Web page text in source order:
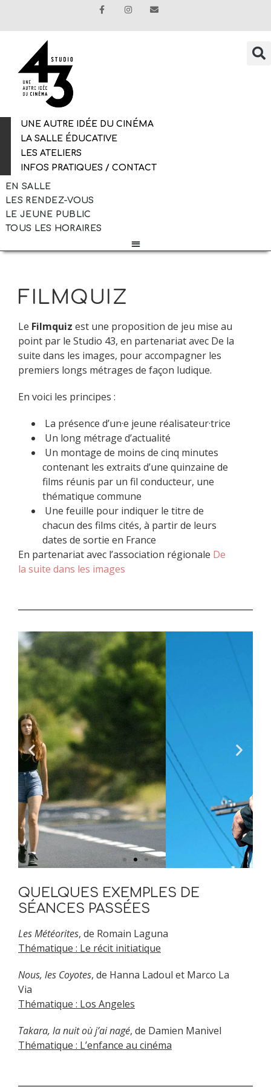
UNE AUTRE IDÉE DU CINÉMA
LA SALLE ÉDUCATIVE
LES ATELIERS
INFOS PRATIQUES / CONTACT
EN SALLE
LES RENDEZ-VOUS
LE JEUNE PUBLIC
TOUS LES HORAIRES
FILMQUIZ
Le Filmquiz est une proposition de jeu mise au
point par le Studio 43, en partenariat avec De la
suite dans les images, pour accompagner les
premiers longs métrages de façon ludique.
En voici les principes :
La présence d’un·e jeune réalisateur·trice
Un long métrage d’actualité
Un montage de moins de cinq minutes
contenant les extraits d’une quinzaine de
films réunis par un fil conducteur, une
thématique commune
Une feuille pour indiquer le titre de
chacun des films cités, à partir de leurs
dates de sortie en France
En partenariat avec l’association régionale De
la suite dans les images
QUELQUES EXEMPLES DE
SÉANCES PASSÉES
Les Météorites, de Romain Laguna
Thématique : Le récit initiatique
Nous, les Coyotes, de Hanna Ladoul et Marco La
Via
Thématique : Los Angeles
Takara, la nuit où j’ai nagé, de Damien Manivel
Thématique : L’enfance au cinéma